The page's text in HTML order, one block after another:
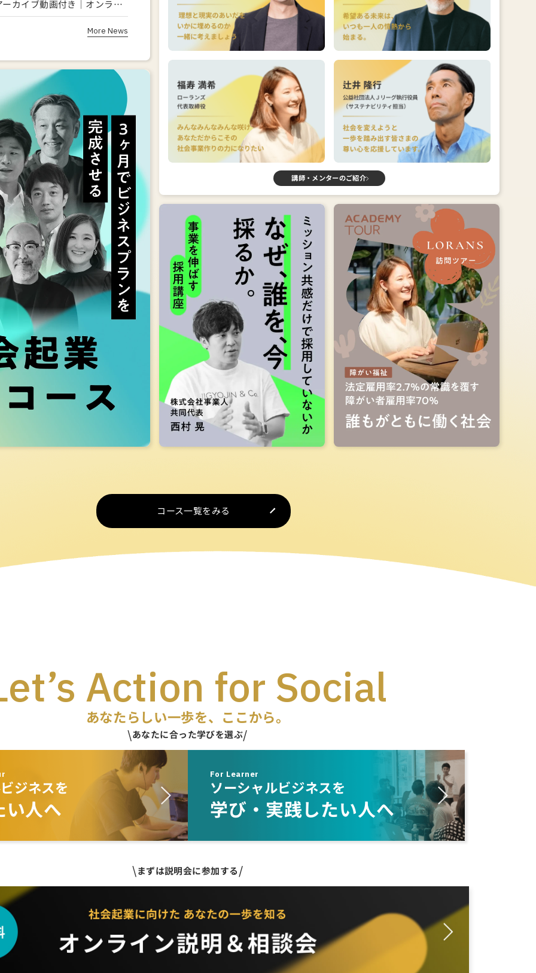
【6/11(木)19:30-】アーカイブ動画付き｜オンライン説明会＋卒業生座談会
More News
講師・メンターのご紹介
ポイント
ランを完成させ
る
メンターと伴走し
ながら磨く
う仲間と3ヶ月と
もに歩む
第一線の起業家/経営
者/マーケター）
くみる
講座のポイント
事業の壁を突破する「最初の仲
間」を探す
採用ミスマッチを生まない仲間像
を描く
心を動かす採用メッセージを作り
上げる
西村 晃
株式会社事業人 共同代表
詳しくみる
講座のポイント
障がい者雇用率70%の現場に触れ
る
希望が生まれる仕組みを紐解く
創業12年の挑戦と試行錯誤を聞く
福寿 満希
株式会社ローランズ 代表取締役
詳しくみる
コース一覧をみる
Action for Social
あなたらしい一歩を、ここから。
あなたに合った学びを選ぶ
ジネスを
い人へ
For Learner
ソーシャルビジネスを
学び・実践したい人へ
まずは説明会に参加する